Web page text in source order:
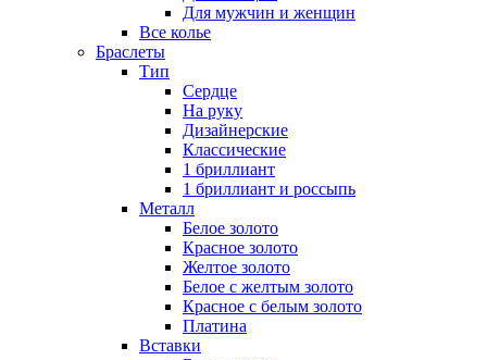
Для мужчин и женщин
Все колье
Браслеты
Тип
Сердце
На руку
Дизайнерские
Классические
1 бриллиант
1 бриллиант и россыпь
Металл
Белое золото
Красное золото
Желтое золото
Белое с желтым золото
Красное с белым золото
Платина
Вставки